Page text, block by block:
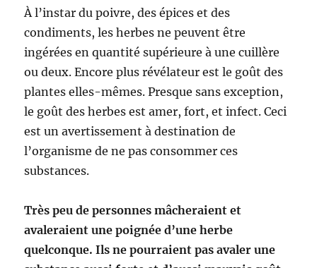
À l’instar du poivre, des épices et des
condiments, les herbes ne peuvent être
ingérées en quantité supérieure à une cuillère
ou deux. Encore plus révélateur est le goût des
plantes elles-mêmes. Presque sans exception,
le goût des herbes est amer, fort, et infect. Ceci
est un avertissement à destination de
l’organisme de ne pas consommer ces
substances.
Très peu de personnes mâcheraient et
avaleraient une poignée d’une herbe
quelconque. Ils ne pourraient pas avaler une